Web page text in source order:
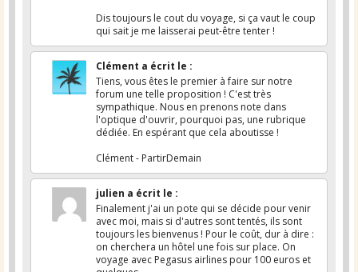
Dis toujours le cout du voyage, si ça vaut le coup
qui sait je me laisserai peut-être tenter !
Clément a écrit le :
Tiens, vous êtes le premier à faire sur notre
forum une telle proposition ! C'est très
sympathique. Nous en prenons note dans
l'optique d'ouvrir, pourquoi pas, une rubrique
dédiée. En espérant que cela aboutisse !
Clément - PartirDemain
julien a écrit le :
Finalement j'ai un pote qui se décide pour venir
avec moi, mais si d'autres sont tentés, ils sont
toujours les bienvenus ! Pour le coût, dur à dire :
on cherchera un hôtel une fois sur place. On
voyage avec Pegasus airlines pour 100 euros et